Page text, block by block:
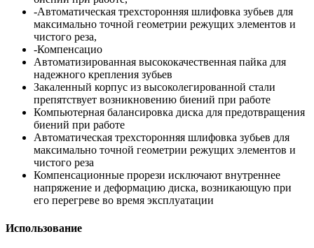
-Автоматическая трехсторонняя шлифовка зубьев для
максимально точной геометрии режущих элементов и
чистого реза,
-Компенсацио
Автоматизированная высококачественная пайка для
надежного крепления зубьев
Закаленный корпус из высоколегированной стали
препятствует возникновению биений при работе
Компьютерная балансировка диска для предотвращения
биений при работе
Автоматическая трехсторонняя шлифовка зубьев для
максимально точной геометрии режущих элементов и
чистого реза
Компенсационные прорези исключают внутреннее
напряжение и деформацию диска, возникающую при
его перегреве во время эксплуатации
Использование